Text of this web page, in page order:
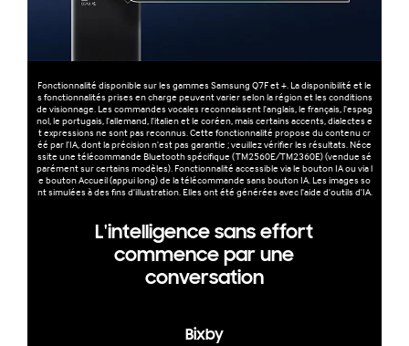
Fonctionnalité disponible sur les gammes Samsung Q7F et +. La disponibilité et le
s fonctionnalités prises en charge peuvent varier selon la région et les conditions
de visionnage. Les commandes vocales reconnaissent l'anglais, le français, l'espag
nol, le portugais, l'allemand, l'italien et le coréen, mais certains accents, dialectes e
t expressions ne sont pas reconnus. Cette fonctionnalité propose du contenu cr
éé par l'IA, dont la précision n'est pas garantie ; veuillez vérifier les résultats. Néce
ssite une télécommande Bluetooth spécifique (TM2560E/TM2360E) (vendue sé
parément sur certains modèles). Fonctionnalité accessible via le bouton IA ou via l
e bouton Accueil (appui long) de la télécommande sans bouton IA. Les images so
nt simulées à des fins d'illustration. Elles ont été générées avec l'aide d'outils d'IA.
L'intelligence sans effort
commence par une
conversation
Bixby